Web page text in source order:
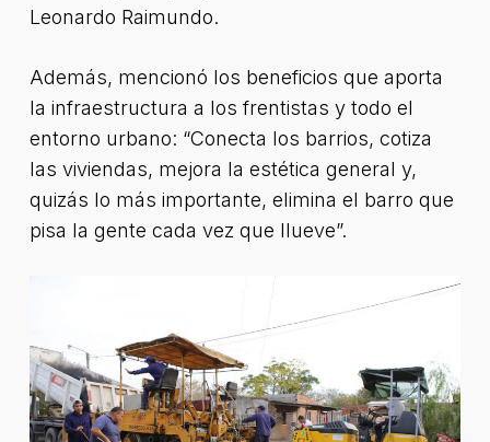
Leonardo Raimundo.
Además, mencionó los beneficios que aporta
la infraestructura a los frentistas y todo el
entorno urbano: “Conecta los barrios, cotiza
las viviendas, mejora la estética general y,
quizás lo más importante, elimina el barro que
pisa la gente cada vez que llueve”.